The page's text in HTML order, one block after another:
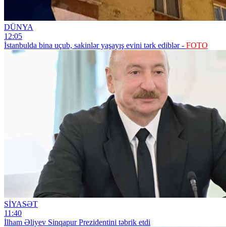
DÜNYA
12:05
İstanbulda bina uçub, sakinlər yaşayış evini tərk ediblər - FOTO
SİYASƏT
11:40
İlham Əliyev Sinqapur Prezidentini təbrik etdi